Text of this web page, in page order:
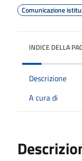
Comunicazione
INDICE DELLA
Descrizione
A cura di